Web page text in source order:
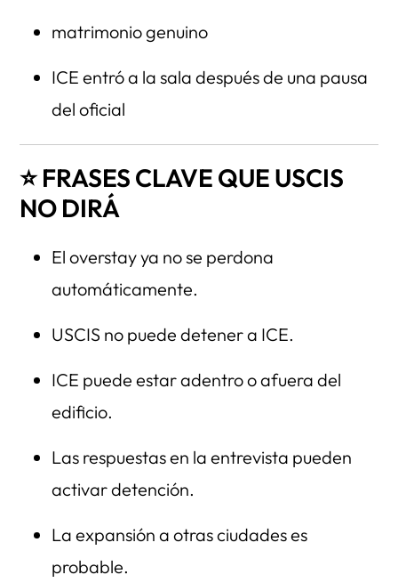
matrimonio genuino
ICE entró a la sala después de una pausa
del oficial
⭐ FRASES CLAVE QUE USCIS
NO DIRÁ
El overstay ya no se perdona
automáticamente.
USCIS no puede detener a ICE.
ICE puede estar adentro o afuera del
edificio.
Las respuestas en la entrevista pueden
activar detención.
La expansión a otras ciudades es
probable.